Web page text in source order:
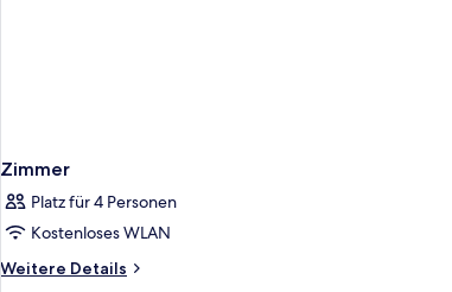
Zimmer
Platz für 4 Personen
Kostenloses WLAN
Weitere Details
Weitere